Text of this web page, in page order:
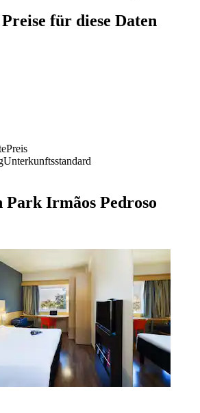
für diese Daten
Preis
Unterkunftsstandard
Irmãos Pedroso